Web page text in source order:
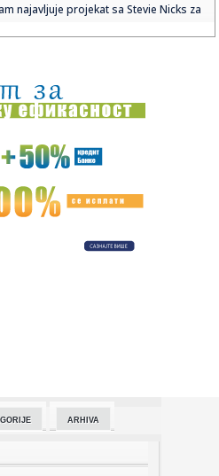
najavljuje projekat sa Stevie Nicks za
na Kalemegdanu
Zvezde: Spremaju ugovor koji će
od ranog jutra: Na Batrovcima čekanje
za ručak: Jednostavan recept za ukusnu
ali prijatnije: Od ponedeljka opet
ARHIVA